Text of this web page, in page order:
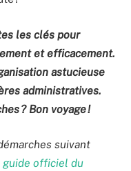
les clés pour
et efficacement.
astucieuse
administratives.
? Bon voyage !
suivant
guide officiel du